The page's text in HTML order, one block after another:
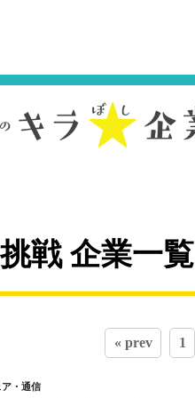
戦 企業一覧
« prev 1
・通信